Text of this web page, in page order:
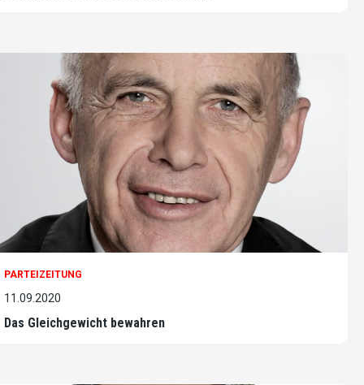
PARTEIZEITUNG
11.09.2020
Das Gleichgewicht bewahren